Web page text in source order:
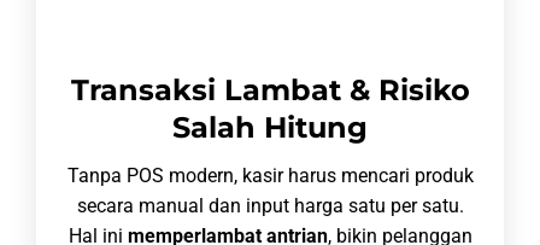
Transaksi Lambat & Risiko
Salah Hitung
Tanpa POS modern, kasir harus mencari produk
secara manual dan input harga satu per satu.
Hal ini memperlambat antrian, bikin pelanggan